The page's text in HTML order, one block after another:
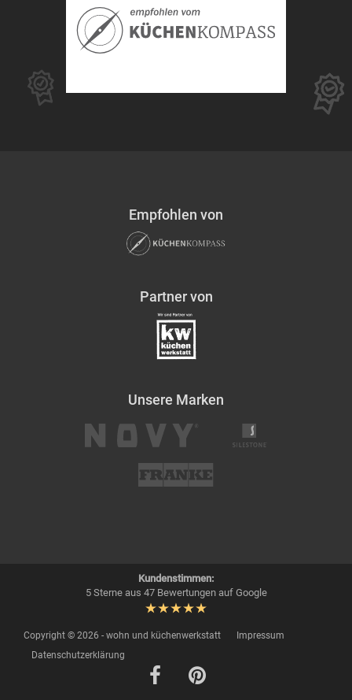
Empfohlen von
Partner von
Unsere Marken
Kundenstimmen:
5 Sterne aus 47 Bewertungen auf Google
Copyright © 2026 - wohn und küchenwerkstatt
Impressum
Datenschutzerklärung